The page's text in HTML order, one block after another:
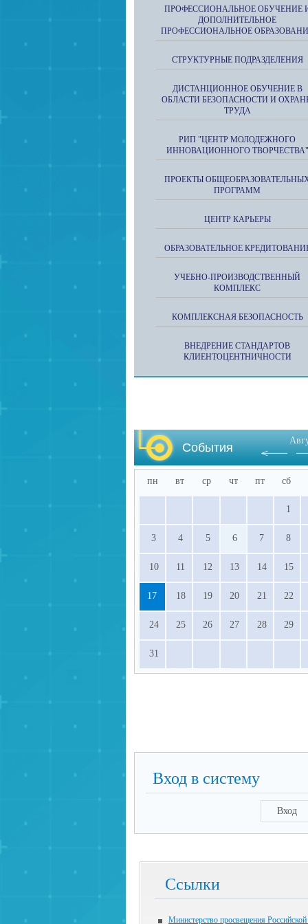
ПРОФЕССИОНАЛЬНОЕ ОБУЧЕНИЕ
ДОПОЛНИТЕЛЬНОЕ
ПРОФЕССИОНАЛЬНОЕ
СТРУКТУРНЫЕ ПОДРАЗДЕЛЕНИЯ
ДИСТАНЦИОННОЕ ОБУЧЕНИЕ В
ОБЛАСТИ БЕЗОПАСНОСТИ И
ТРУДА
РИП "ЦЕНТР МОЛОДЕЖНОГО
ИННОВАЦИОННОГО ТВОРЧЕСТВА"
ПРОЕКТЫ
ПРОГРАММ
ЦЕНТР КАРЬЕРЫ
ОБРАЗОВАТЕЛЬНОЕ
УЧЕБНО-ПРОИЗВОДСТВЕННЫЙ
КОМПЛЕКС
КОМПЛЕКСНАЯ БЕЗОПАСНОСТЬ
ВНЕДРЕНИЕ СТАНДАРТОВ
КЛИЕНТОЦЕНТНИЧНОСТИ
События
пн вт ср чт пт сб
1
3 4 5 6 7 8
10 11 12 13 14 15
17 18 19 20 21 22
24 25 26 27 28 29
31
Вход в систему
Вход
Ссылки
Министерство просвещения